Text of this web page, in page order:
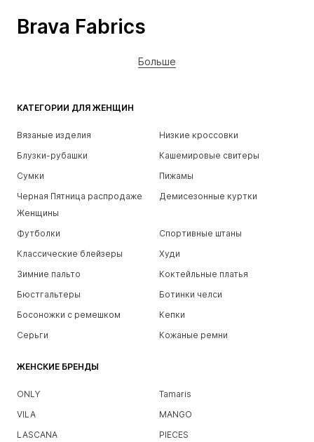
КАТЕГОРИИ ДЛЯ ЖЕНЩИН
Вязаные изделия
Низкие кроссовки
Блузки-рубашки
Кашемировые свитеры
Сумки
Пижамы
Черная Пятница распродаже
Женщины
Демисезонные куртки
Футболки
Спортивные штаны
Классические блейзеры
Худи
Зимние пальто
Коктейльные платья
Бюстгальтеры
Ботинки челси
Босоножки с ремешком
Кепки
Серьги
Кожаные ремни
ЖЕНСКИЕ БРЕНДЫ
ONLY
Tamaris
VILA
MANGO
LASCANA
PIECES
Brava Fabrics
Больше